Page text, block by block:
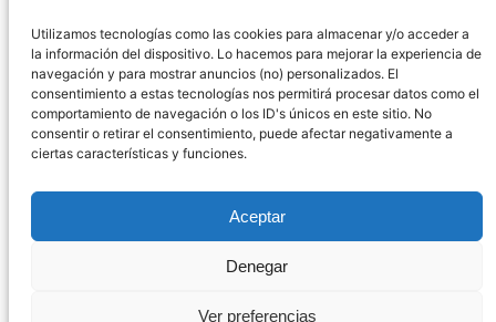
Utilizamos tecnologías como las cookies para almacenar y/o acceder a
la información del dispositivo. Lo hacemos para mejorar la experiencia de
navegación y para mostrar anuncios (no) personalizados. El
consentimiento a estas tecnologías nos permitirá procesar datos como el
comportamiento de navegación o los ID's únicos en este sitio. No
consentir o retirar el consentimiento, puede afectar negativamente a
ciertas características y funciones.
Aceptar
Denegar
Ver preferencias
Descargo de Responsabilidad
Declaración de Privacidad Política de cookies
WordPress
Página administrada por Javier Ripoll